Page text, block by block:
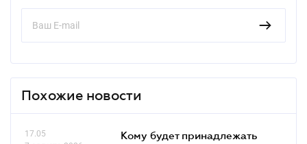
Похожие новости
17.05
Кому будет принадлежать